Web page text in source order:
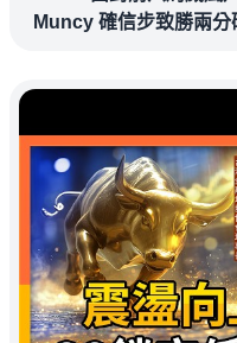
Muncy 確信步致勝兩